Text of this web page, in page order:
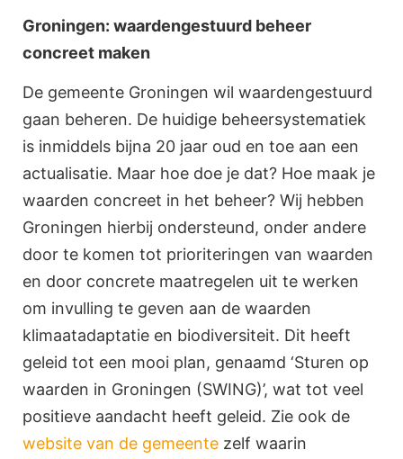
Groningen: waardengestuurd beheer
concreet maken
De gemeente Groningen wil waardengestuurd
gaan beheren. De huidige beheersystematiek
is inmiddels bijna 20 jaar oud en toe aan een
actualisatie. Maar hoe doe je dat? Hoe maak je
waarden concreet in het beheer? Wij hebben
Groningen hierbij ondersteund, onder andere
door te komen tot prioriteringen van waarden
en door concrete maatregelen uit te werken
om invulling te geven aan de waarden
klimaatadaptatie en biodiversiteit. Dit heeft
geleid tot een mooi plan, genaamd ‘Sturen op
waarden in Groningen (SWING)’, wat tot veel
positieve aandacht heeft geleid. Zie ook de
website van de gemeente zelf waarin